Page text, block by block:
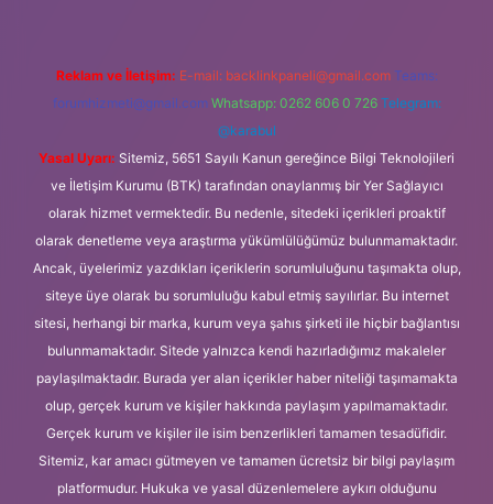
Reklam ve İletişim: E-mail: backlinkpaneli@gmail.com Teams:
forumhizmeti@gmail.com Whatsapp: 0262 606 0 726 Telegram:
@karabul
Yasal Uyarı: Sitemiz, 5651 Sayılı Kanun gereğince Bilgi Teknolojileri
ve İletişim Kurumu (BTK) tarafından onaylanmış bir Yer Sağlayıcı
olarak hizmet vermektedir. Bu nedenle, sitedeki içerikleri proaktif
olarak denetleme veya araştırma yükümlülüğümüz bulunmamaktadır.
Ancak, üyelerimiz yazdıkları içeriklerin sorumluluğunu taşımakta olup,
siteye üye olarak bu sorumluluğu kabul etmiş sayılırlar. Bu internet
sitesi, herhangi bir marka, kurum veya şahıs şirketi ile hiçbir bağlantısı
bulunmamaktadır. Sitede yalnızca kendi hazırladığımız makaleler
paylaşılmaktadır. Burada yer alan içerikler haber niteliği taşımamakta
olup, gerçek kurum ve kişiler hakkında paylaşım yapılmamaktadır.
Gerçek kurum ve kişiler ile isim benzerlikleri tamamen tesadüfidir.
Sitemiz, kar amacı gütmeyen ve tamamen ücretsiz bir bilgi paylaşım
platformudur. Hukuka ve yasal düzenlemelere aykırı olduğunu